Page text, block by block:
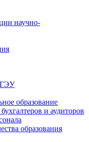
научно-
образование
и аудиторов
образования